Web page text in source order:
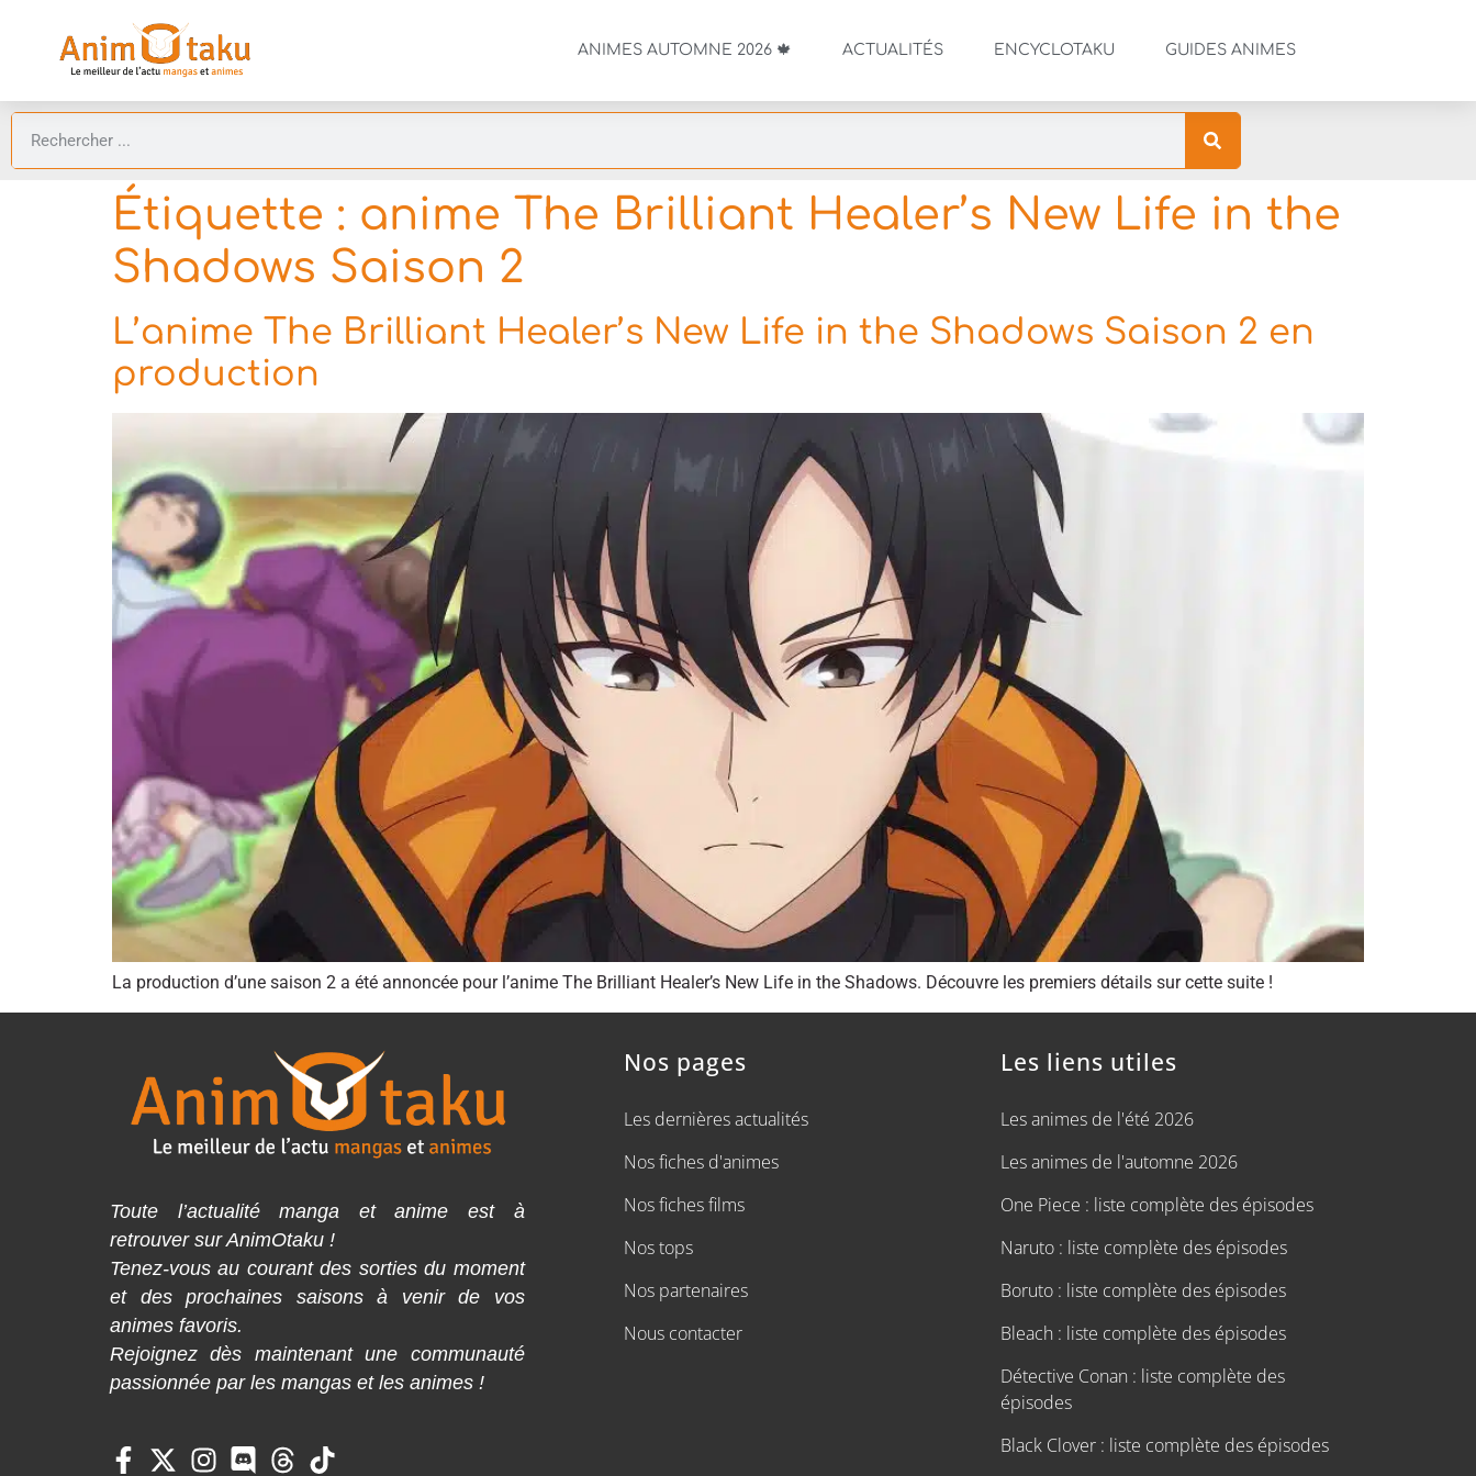
ANIMES AUTOMNE 2026 🍁 ACTUALITÉS ENCYCLOTAKU GUIDES ANIMES
Étiquette : anime The Brilliant Healer’s New Life in the
Shadows Saison 2
L’anime The Brilliant Healer’s New Life in the Shadows Saison 2 en
production
La production d’une saison 2 a été annoncée pour l’anime The Brilliant Healer’s New Life in the Shadows. Découvre les premiers détails sur cette suite !
Toute l’actualité manga et anime est à
retrouver sur AnimOtaku !
Tenez-vous au courant des sorties du moment
et des prochaines saisons à venir de vos
animes favoris.
Rejoignez dès maintenant une communauté
passionnée par les mangas et les animes !
Nos pages
Les dernières actualités
Nos fiches d'animes
Nos fiches films
Nos tops
Nos partenaires
Nous contacter
Les liens utiles
Les animes de l'été 2026
Les animes de l'automne 2026
One Piece : liste complète des épisodes
Naruto : liste complète des épisodes
Boruto : liste complète des épisodes
Bleach : liste complète des épisodes
Détective Conan : liste complète des
épisodes
Black Clover : liste complète des épisodes